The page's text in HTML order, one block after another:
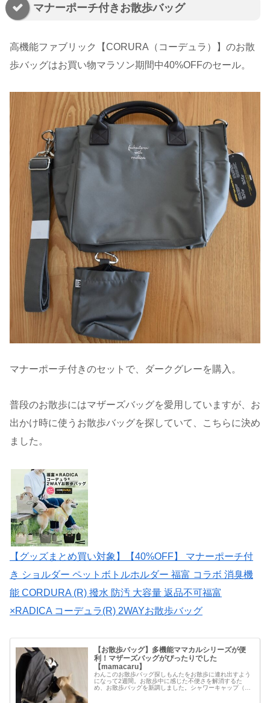
マナーポーチ付きお散歩バッグ
高機能ファブリック【CORURA（コーデュラ）】のお散
歩バッグはお買い物マラソン期間中40%OFFのセール。
マナーポーチ付きのセットで、ダークグレーを購入。
普段のお散歩にはマザーズバッグを愛用していますが、お
出かけ時に使うお散歩バッグを探していて、こちらに決め
ました。
【グッズまとめ買い対象】【40%OFF】 マナーポーチ付
き ショルダー ペットボトルホルダー 福富 コラボ 消臭機
能 CORDURA (R) 撥水 防汚 大容量 返品不可福富
×RADICA コーデュラ(R) 2WAYお散歩バッグ
【お散歩バッグ】多機能ママカルシリーズが便
利！マザーズバッグがぴったりでした
【mamacaru】
わんこのお散歩バッグ探しもんたをお散歩に連れ出すよう
になって2週間。お散歩中に感じた不便さを解消するた
め、お散歩バッグを新調しました。シャワーキャップ（リ